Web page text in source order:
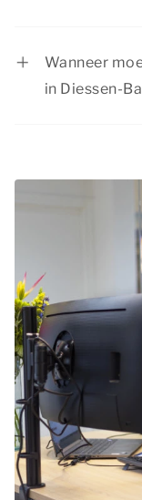
Wanneer
in Diessen-
Daarom